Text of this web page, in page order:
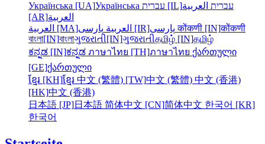
Українська [UA]Українська עברית [IL] עברית العربية
[AR]العربية
العربية [MA]
العربية پارسی [IR] پارسیकोंकणी [IN]कोंकणी
বাংলা[IN]বাংলাગુજરાતી[IN]ગુજરાતીதமிழ் [IN]தமிழ்
ಕನ್ನಡ [IN]ಕನ್ನಡ ภาษาไทย [TH]ภาษาไทย ქართული
[GE]ქართული
ខ្មែរ [KH]ខ្មែរ 中文 (繁體) [TW]中文 (繁體) 中文 (香港)
[HK]中文 (香港)
日本語 [JP]日本語 简体中文 [CN]简体中文 한국어 [KR]
한국어